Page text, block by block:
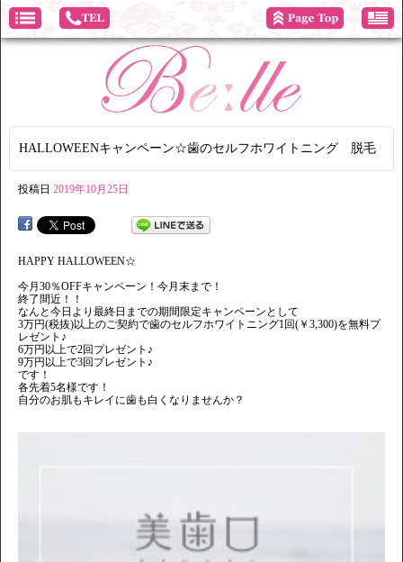
HALLOWEENキャンペーン☆歯のセルフホワイトニング 脱毛
投稿日 2019年10月25日
HAPPY HALLOWEEN☆
今月30％OFFキャンペーン！今月末まで！
終了間近！！
なんと今日より最終日までの期間限定キャンペーンとして
3万円(税抜)以上のご契約で歯のセルフホワイトニング1回(￥3,300)を無料プ
レゼント♪
6万円以上で2回プレゼント♪
9万円以上で3回プレゼント♪
です！
各先着5名様です！
自分のお肌もキレイに歯も白くなりませんか？